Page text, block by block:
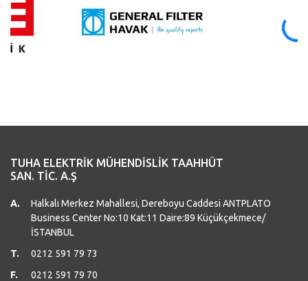
TUHA ELEKTRİK MÜHENDİSLİK TAAHHÜT
SAN. TİC. A.Ş
A.
Halkalı Merkez Mahallesi, Dereboyu Caddesi ANTPLATO
Business Center No:10 Kat:11 Daire:89 Küçükçekmece/
İSTANBUL
T.
0212 591 79 73
F.
0212 591 79 70